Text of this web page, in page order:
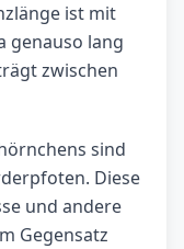
ist mit
genauso lang
zwischen
sind
Diese
und andere
Gegensatz